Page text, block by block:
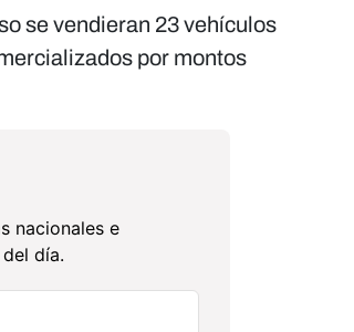
se vendieran 23 vehículos
por montos
nacionales e
día.